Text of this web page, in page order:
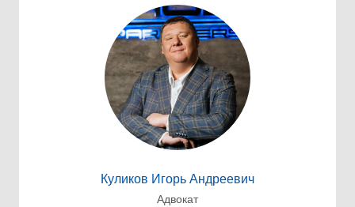
Куликов Игорь Андреевич
Адвокат